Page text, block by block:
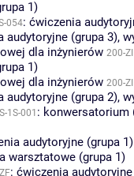
1)
054: ćwiczenia
audytoryjne (grupa 3),
dla inżynierów 200-
1)
dla inżynierów 200-
audytoryjne (grupa 2),
1S-001 : konwersatorium
audytoryjne (grupa 1)
warsztatowe (grupa 1)
: ćwiczenia